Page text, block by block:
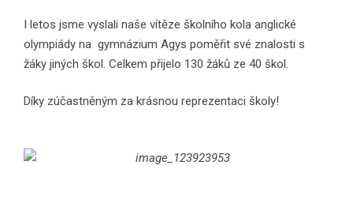
I letos jsme vyslali naše vítěze školního kola anglické
olympiády na gymnázium Agys poměřit své znalosti s
žáky jiných škol. Celkem přijelo 130 žáků ze 40 škol.
Díky zúčastněným za krásnou reprezentaci školy!